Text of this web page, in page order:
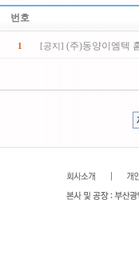
번호
1 [공지 ] (주)동양이엠텍